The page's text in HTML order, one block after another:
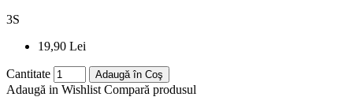
3S
19,90 Lei
Cantitate Adaugă în Coş
Adaugă in Wishlist Compară produsul